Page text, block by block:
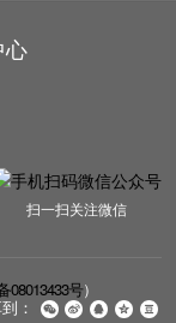
心
扫一扫关注微信
08013433号）
：